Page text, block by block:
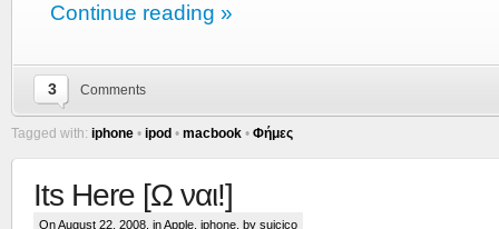
Continue reading »
3 Comments
Tagged with: iphone • ipod • macbook • Φήμες
Its Here [Ω ναι!]
On August 22, 2008, inApple iphone , by suicico